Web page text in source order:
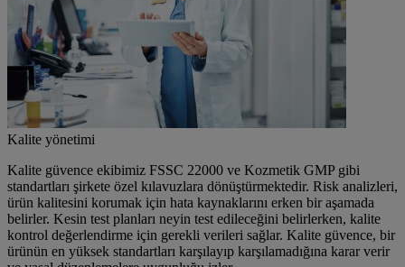
Kalite yönetimi
Kalite güvence ekibimiz FSSC 22000 ve Kozmetik GMP gibi
standartları şirkete özel kılavuzlara dönüştürmektedir. Risk analizleri,
ürün kalitesini korumak için hata kaynaklarını erken bir aşamada
belirler. Kesin test planları neyin test edileceğini belirlerken, kalite
kontrol değerlendirme için gerekli verileri sağlar. Kalite güvence, bir
ürünün en yüksek standartları karşılayıp karşılamadığına karar verir